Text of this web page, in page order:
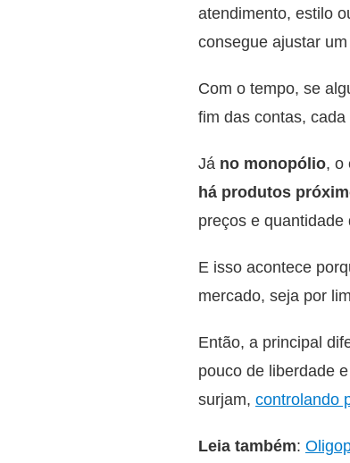
atendimento, estilo
consegue ajustar
Com o tempo, se
fim das contas,
Já no monopólio, o
há produtos
preços e
E isso acontece
mercado, seja por
Então, a principal
pouco de liberdade
surjam, controlando
Leia também: